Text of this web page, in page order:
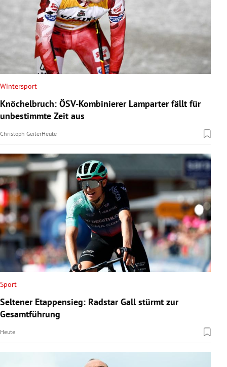
Wintersport
Knöchelbruch: ÖSV-Kombinierer Lamparter fällt für
unbestimmte Zeit aus
Christoph GeilerHeute
Sport
Seltener Etappensieg: Radstar Gall stürmt zur
Gesamtführung
Heute